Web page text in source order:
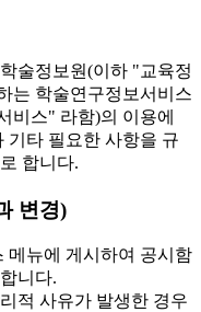
술정보원(이하 "교육정
는 학술연구정보서비스
비스" 라함)의 이용에
기타 필요한 사항을 규
합니다.
변경)
뉴에 게시하여 공시함
니다.
적 사유가 발생한 경우